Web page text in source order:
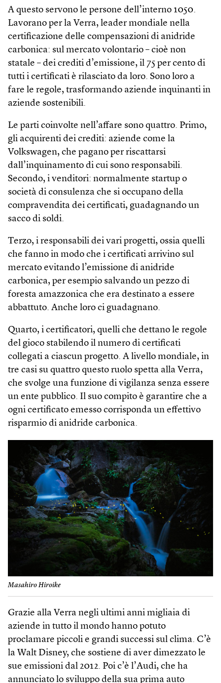
A questo servono le persone dell’interno 1050.
Lavorano per la Verra, leader mondiale nella
certificazione delle compensazioni di anidride
carbonica: sul mercato volontario – cioè non
statale – dei crediti d’emissione, il 75 per cento di
tutti i certificati è rilasciato da loro. Sono loro a
fare le regole, trasformando aziende inquinanti in
aziende sostenibili.
Le parti coinvolte nell’affare sono quattro. Primo,
gli acquirenti dei crediti: aziende come la
Volkswagen, che pagano per riscattarsi
dall’inquinamento di cui sono responsabili.
Secondo, i venditori: normalmente startup o
società di consulenza che si occupano della
compravendita dei certificati, guadagnando un
sacco di soldi.
Terzo, i responsabili dei vari progetti, ossia quelli
che fanno in modo che i certificati arrivino sul
mercato evitando l’emissione di anidride
carbonica, per esempio salvando un pezzo di
foresta amazzonica che era destinato a essere
abbattuto. Anche loro ci guadagnano.
Quarto, i certificatori, quelli che dettano le regole
del gioco stabilendo il numero di certificati
collegati a ciascun progetto. A livello mondiale, in
tre casi su quattro questo ruolo spetta alla Verra,
che svolge una funzione di vigilanza senza essere
un ente pubblico. Il suo compito è garantire che a
ogni certificato emesso corrisponda un effettivo
risparmio di anidride carbonica.
Masahiro Hiroike
Grazie alla Verra negli ultimi anni migliaia di
aziende in tutto il mondo hanno potuto
proclamare piccoli e grandi successi sul clima. C’è
la Walt Disney, che sostiene di aver dimezzato le
sue emissioni dal 2012. Poi c’è l’Audi, che ha
annunciato lo sviluppo della sua prima auto